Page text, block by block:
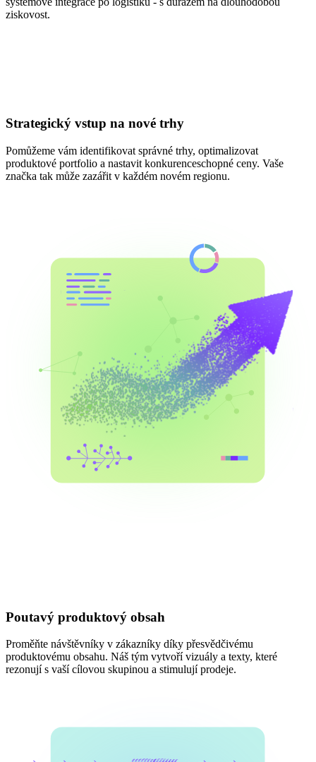
ziskovost.
Strategický vstup na nové trhy
Pomůžeme vám identifikovat správné trhy, optimalizovat
produktové portfolio a nastavit konkurenceschopné ceny. Vaše
značka tak může zazářit v každém novém regionu.
Poutavý produktový obsah
Proměňte návštěvníky v zákazníky díky přesvědčivému
produktovému obsahu. Náš tým vytvoří vizuály a texty, které
rezonují s vaší cílovou skupinou a stimulují prodeje.